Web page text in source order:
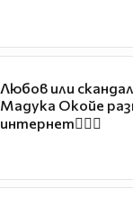
Любов или
Мадука Окойе
интернет❤️‍🔥🔥